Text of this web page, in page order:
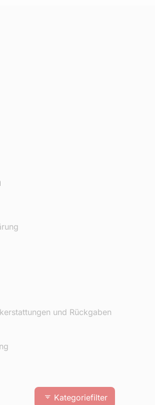
und Rückgaben
Kategoriefilter